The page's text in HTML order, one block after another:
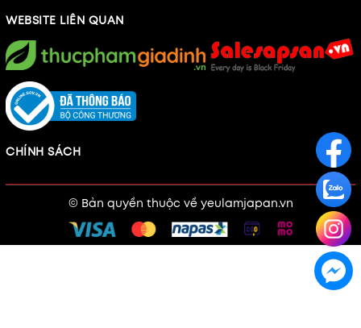
WEBSITE LIÊN QUAN
CHÍNH SÁCH
© Bản quyền thuộc về yeulamjapan.vn